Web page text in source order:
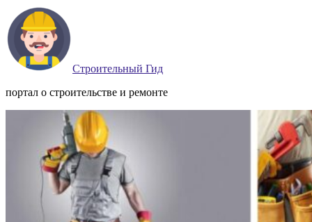
Строительный Гид
портал о строительстве и ремонте